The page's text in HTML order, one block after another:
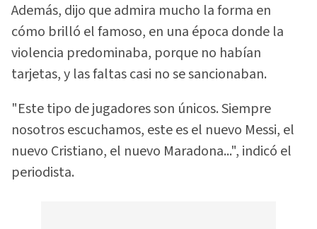
Además, dijo que admira mucho la forma en
cómo brilló el famoso, en una época donde la
violencia predominaba, porque no habían
tarjetas, y las faltas casi no se sancionaban.
"Este tipo de jugadores son únicos. Siempre
nosotros escuchamos, este es el nuevo Messi, el
nuevo Cristiano, el nuevo Maradona...", indicó el
periodista.